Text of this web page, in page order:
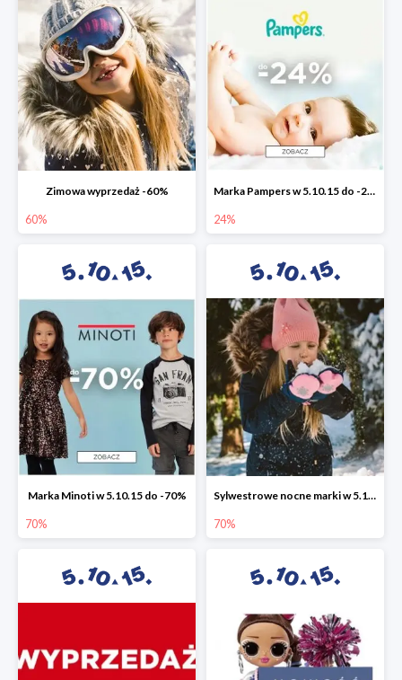
Zimowa wyprzedaż -60%
60%
Marka Pampers w 5.10.15 do -24%
24%
Marka Minoti w 5.10.15 do -70%
70%
Sylwestrowe nocne marki w 5.10.15 do -70%
70%